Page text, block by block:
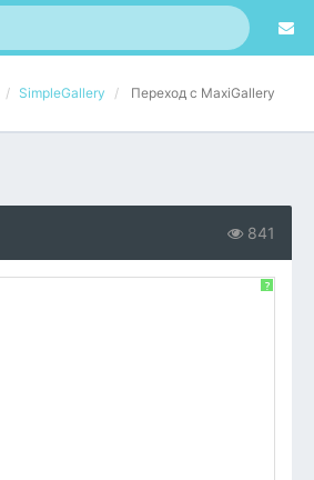
SimpleGallery Переход с MaxiGallery
841
?